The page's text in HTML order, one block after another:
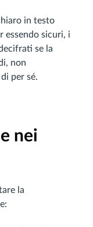
in testo
essendo sicuri, i
se la
non
per sé.
nei
la